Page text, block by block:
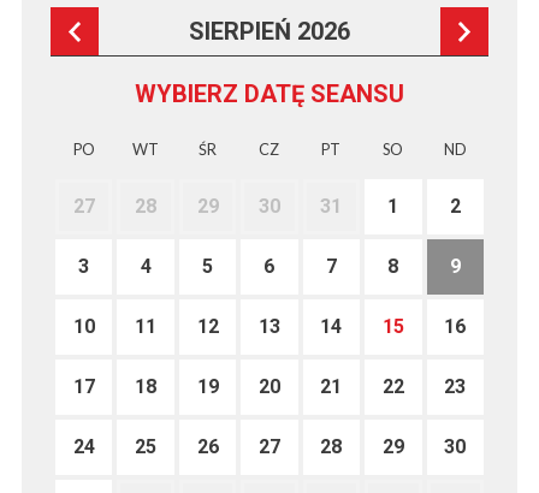
SIERPIEŃ 2026
WYBIERZ DATĘ SEANSU
PO WT ŚR CZ PT SO ND
27 28 29 30 31 1 2
3 4 5 6 7 8 9
10 11 12 13 14 15 16
17 18 19 20 21 22 23
24 25 26 27 28 29 30